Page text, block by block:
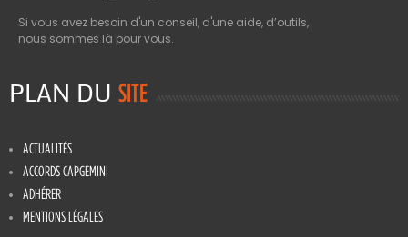
Si vous avez besoin d'un conseil, d'une aide, d’outils,
nous sommes là pour vous.
PLAN DU SITE
ACTUALITÉS
ACCORDS CAPGEMINI
ADHÉRER
MENTIONS LÉGALES